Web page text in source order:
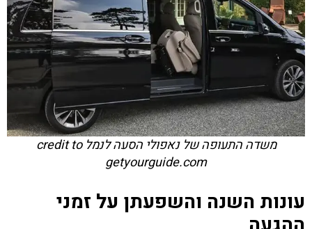
משדה התעופה של נאפולי הסעה לנמל credit to
getyourguide.com
עונות השנה והשפעתן על זמני